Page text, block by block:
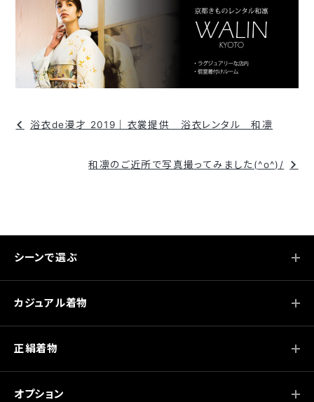
ー
シ
ョ
ン
浴衣de漫才 2019｜衣裳提供 浴衣レンタル 和凛
和凛のご近所で写真撮ってみました(^o^)/
シーンで選ぶ
カジュアル着物
正絹着物
オプション